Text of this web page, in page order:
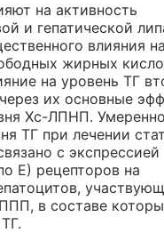
на активность
и гепатической
влияния
жирных
на уровень ТГ
их основные
Хс-ЛПНП.
ТГ при лечении
с экспрессией
Е) рецепторов на
в составе